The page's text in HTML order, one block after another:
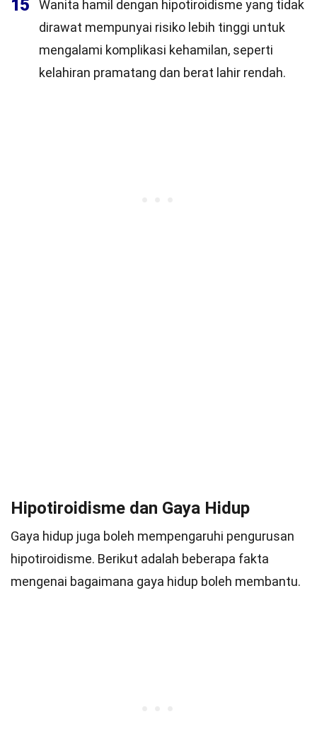
15
Wanita hamil dengan hipotiroidisme yang tidak
dirawat mempunyai risiko lebih tinggi untuk
mengalami komplikasi kehamilan, seperti
kelahiran pramatang dan berat lahir rendah.
Hipotiroidisme dan Gaya Hidup
Gaya hidup juga boleh mempengaruhi pengurusan
hipotiroidisme. Berikut adalah beberapa fakta
mengenai bagaimana gaya hidup boleh membantu.